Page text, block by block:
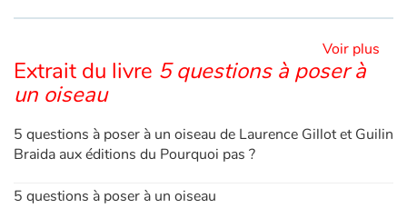
Autour de la lecture
Livre audio
Mais c’est sans compter la présence de mamie Margot…
Voir plus
Extrait du livre 5 questions à poser à
un oiseau
5 questions à poser à un oiseau de Laurence Gillot et Guilin
Braida aux éditions du Pourquoi pas ?
5 questions à poser à un oiseau